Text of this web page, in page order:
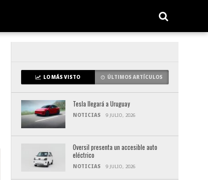
LO MÁS VISTO ÚLTIMOS ARTÍCULOS
Tesla llegará a Uruguay
NOTICIAS 9 JULIO, 2026
Oversil presenta un accesible auto
eléctrico
NOTICIAS 9 JULIO, 2026